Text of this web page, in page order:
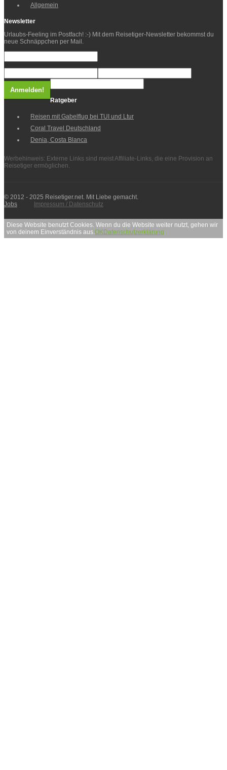
Allgemein
Newsletter
Urlaubs-Feeling im Postfach! :-) Mit dem Reisetiger-Newsletter bekommst du
neue Schnäppchen per Mail.
Ratgeber
Reisen mit Gabelflug bei TUI und Ltur
Coral Travel Deutschland
Denia, Costa Blanca
Werbehinweis: Externe Links sind meist Affiliate-Links, die eine Provision an
Reisetiger ermöglichen.
© 2012 - 2025 Reisetiger.net. Mit Liebe gemacht.
Jobs
Impressum / Datenschutz
Diese Website benutzt Cookies. Wenn du die Website weiter nutzt, gehen wir
von deinem Einverständnis aus. OKDatenschutzerklärung